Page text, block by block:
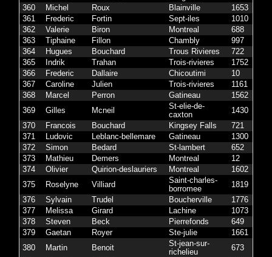
360
Michel Roux Blainville 1653
361
Frederic Fortin Sept-iles 1010
362
Valerie Biron Montreal 688
363
Tiphaine Fillon Chambly 997
364
Hugues Bouchard Trous Rivieres 722
365
Indrik Trahan Trois-rivieres 1752
366
Frederic Dallaire Chicoutimi 10
367
Caroline Julien Trois-rivieres 1161
368
Marcel Perron Gatineau 1562
369
Gilles Mcneil
St-elie-de-
caxton
1430
370
Francois Bouchard Kingsey Falls 721
371
Ludovic Leblanc-bellemare Gatineau 1300
372
Simon Bedard St-lambert 652
373
Mathieu Demers Montreal 12
374
Olivier Quirion-deslauriers Montreal 1602
375
Roselyne Villiard
Saint-charles-
borromee
1819
376
Sylvain Trudel Boucherville 1776
377
Melissa Girard Lachine 1073
378
Steven Beck Pierrefonds 649
379
Gaetan Royer Ste-julie 1661
380
Martin Benoit
St-jean-sur-
richelieu
673